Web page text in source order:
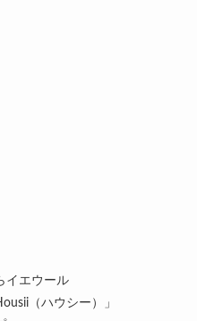
イエウール
（ハウシー）」